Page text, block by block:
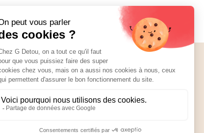
Nos réseaux
01 89 70 34 50